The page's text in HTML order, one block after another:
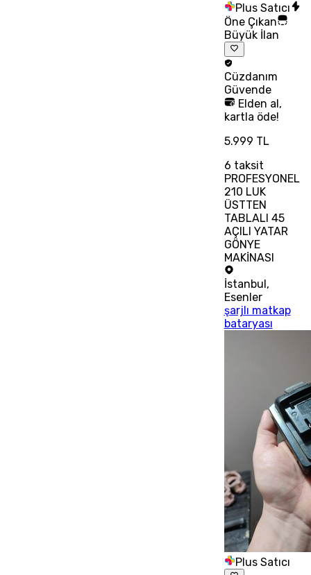
Plus Satıcı
Öne Çıkan
Büyük İlan
Cüzdanım
Güvende
Elden al,
kartla öde!
5.999 TL
6 taksit
PROFESYONEL
210 LUK
ÜSTTEN
TABLALI 45
AÇILI YATAR
GÖNYE
MAKİNASI
İstanbul ,
Esenler
şarjlı matkap
bataryası
Plus Satıcı